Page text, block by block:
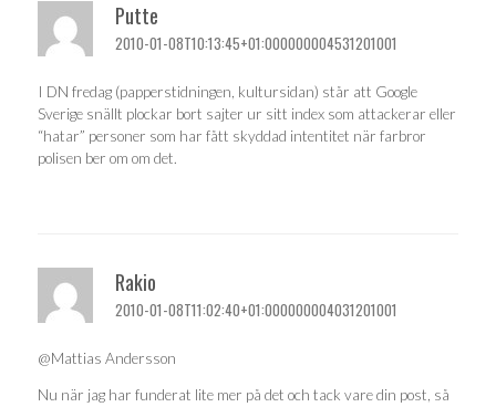
Putte
2010-01-08T10:13:45+01:000000004531201001
I DN fredag (papperstidningen, kultursidan) står att Google
Sverige snällt plockar bort sajter ur sitt index som attackerar eller
“hatar” personer som har fått skyddad intentitet när farbror
polisen ber om om det.
Rakio
2010-01-08T11:02:40+01:000000004031201001
@Mattias Andersson
Nu när jag har funderat lite mer på det och tack vare din post, så